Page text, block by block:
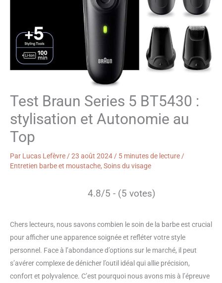
Test Braun Series 5 BT5430 :
stylisation et Autonomie au
Top
Par Lucas Lefèvre/23 août 2024/ 5 minutes de lecture/
Entretien barbe et moustache, Soins du visage
4.8/5 - (5 votes)
Chers lecteurs, nous savons combien le soin de la barbe est crucial
pour afficher une apparence soignée et refléter votre style
personnel. Face à l’abondance d’options sur le marché, il peut
s’avérer complexe de dénicher l’outil idéal qui allie précision,
confort et polyvalence. C’est pourquoi nous avons mis à l’épreuve